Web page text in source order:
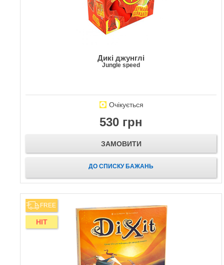
Дикі джунглі
Jungle speed
Очікується
530 грн
ЗАМОВИТИ
ДО СПИСКУ БАЖАНЬ
FREE
HIT